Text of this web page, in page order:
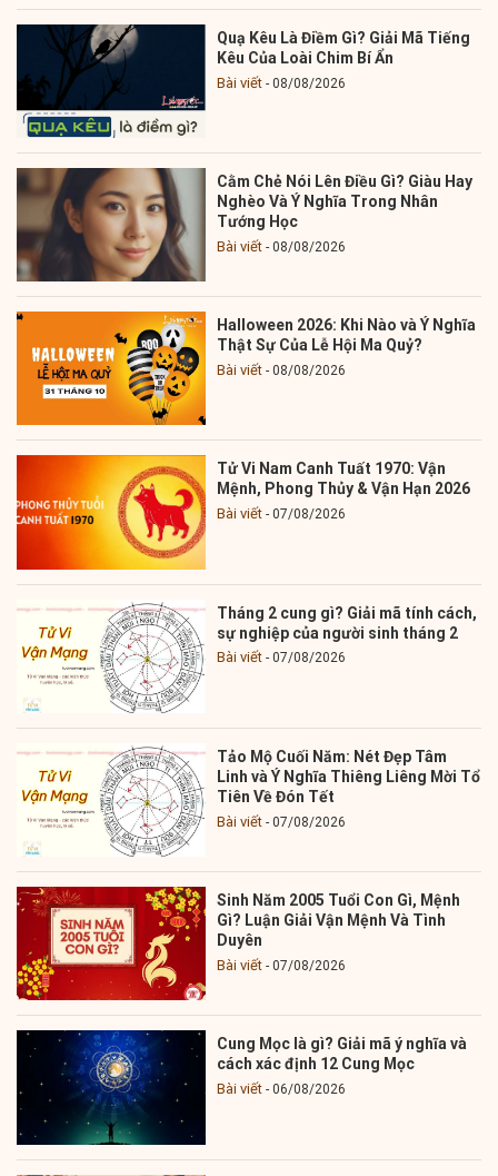
Quạ Kêu Là Điềm Gì? Giải Mã Tiếng
Kêu Của Loài Chim Bí Ẩn
Bài viết 08/08/2026
Cằm Chẻ Nói Lên Điều Gì? Giàu Hay
Nghèo Và Ý Nghĩa Trong Nhân
Tướng Học
Bài viết 08/08/2026
Halloween 2026: Khi Nào và Ý Nghĩa
Thật Sự Của Lễ Hội Ma Quỷ?
Bài viết 08/08/2026
Tử Vi Nam Canh Tuất 1970: Vận
Mệnh, Phong Thủy & Vận Hạn 2026
Bài viết 07/08/2026
Tháng 2 cung gì? Giải mã tính cách,
sự nghiệp của người sinh tháng 2
Bài viết 07/08/2026
Tảo Mộ Cuối Năm: Nét Đẹp Tâm
Linh và Ý Nghĩa Thiêng Liêng Mời Tổ
Tiên Về Đón Tết
Bài viết 07/08/2026
Sinh Năm 2005 Tuổi Con Gì, Mệnh
Gì? Luận Giải Vận Mệnh Và Tình
Duyên
Bài viết 07/08/2026
Cung Mọc là gì? Giải mã ý nghĩa và
cách xác định 12 Cung Mọc
Bài viết 06/08/2026